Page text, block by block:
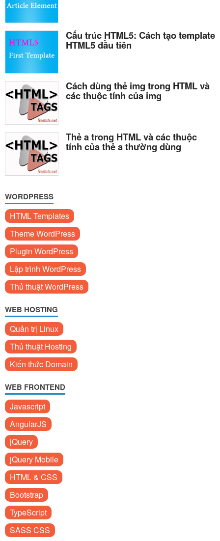
Cấu trúc HTML5: Cách tạo template
HTML5 đầu tiên
Cách dùng thẻ img trong HTML và
các thuộc tính của img
Thẻ a trong HTML và các thuộc
tính của thẻ a thường dùng
WORDPRESS
HTML Templates
Theme WordPress
Plugin WordPress
Lập trình WordPress
Thủ thuật WordPress
WEB HOSTING
Quản trị Linux
Thủ thuật Hosting
Kiến thức Domain
WEB FRONTEND
Javascript
AngularJS
jQuery
jQuery Mobile
HTML & CSS
Bootstrap
TypeScript
SASS CSS